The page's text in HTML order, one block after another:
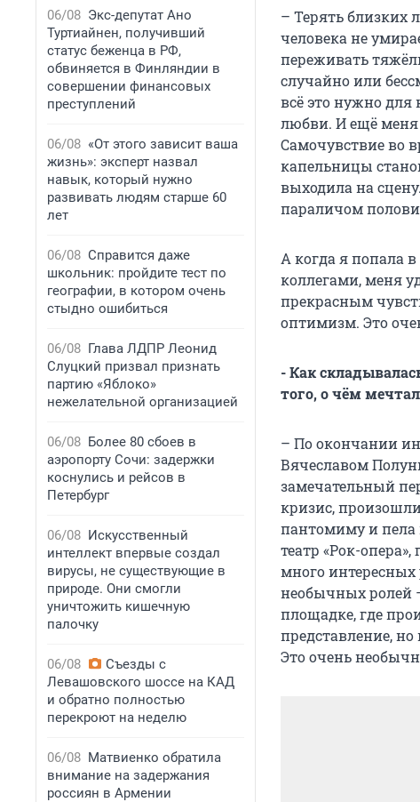
06/08 Экс-депутат Ано
Туртиайнен, получивший
статус беженца в РФ,
обвиняется в Финляндии в
совершении финансовых
преступлений
06/08 «От этого зависит ваша
жизнь»: эксперт назвал
навык, который нужно
развивать людям старше 60
лет
06/08 Справится даже
школьник: пройдите тест по
географии, в котором очень
стыдно ошибиться
06/08 Глава ЛДПР Леонид
Слуцкий призвал признать
партию «Яблоко»
нежелательной организацией
06/08 Более 80 сбоев в
аэропорту Сочи: задержки
коснулись и рейсов в
Петербург
06/08 Искусственный
интеллект впервые создал
вирусы, не существующие в
природе. Они смогли
уничтожить кишечную
палочку
06/08
Съезды с
Левашовского шоссе на КАД
и обратно полностью
перекроют на неделю
06/08 Матвиенко обратила
внимание на задержания
россиян в Армении
– Терять близких
человека не
переживать
случайно или
всё это нужно для
любви. И ещё меня
Самочувствие во
капельницы
выходила на
параличом
А когда я попала
коллегами, меня
прекрасным
оптимизм. Это
- Как
того, о чём
– По окончании
Вячеславом
замечательный
кризис,
пантомиму и пела
театр «Рок-
много
необычных ролей
площадке, где
представление,
Это очень